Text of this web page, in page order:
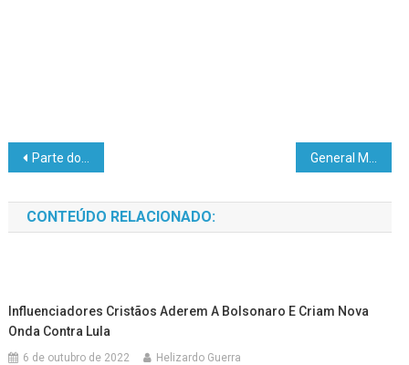
Parte do 13º salário será pago ainda esse mês; confira a data máxima
CONTEÚDO RELACIONADO:
Influenciadores Cristãos Aderem A Bolsonaro E Criam Nova
Onda Contra Lula
6 de outubro de 2022 Helizardo Guerra